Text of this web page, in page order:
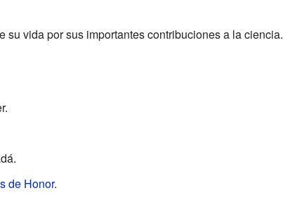
vida por sus importantes contribuciones a la ciencia.
de Honor.